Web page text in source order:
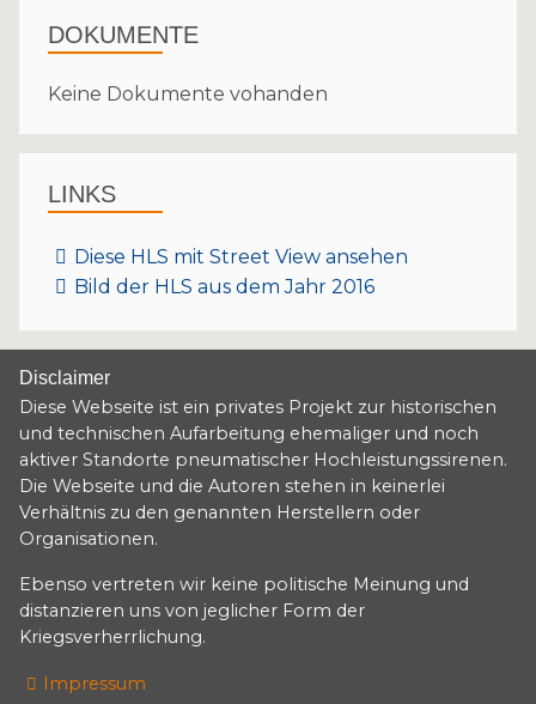
DOKUMENTE
Keine Dokumente vohanden
LINKS
Diese HLS mit Street View ansehen
Bild der HLS aus dem Jahr 2016
Disclaimer
Diese Webseite ist ein privates Projekt zur historischen
und technischen Aufarbeitung ehemaliger und noch
aktiver Standorte pneumatischer Hochleistungssirenen.
Die Webseite und die Autoren stehen in keinerlei
Verhältnis zu den genannten Herstellern oder
Organisationen.
Ebenso vertreten wir keine politische Meinung und
distanzieren uns von jeglicher Form der
Kriegsverherrlichung.
Impressum